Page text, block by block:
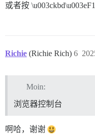
或者按
Richie (Richie Rich) 6
Moin:
浏览器控制台
啊哈，谢谢